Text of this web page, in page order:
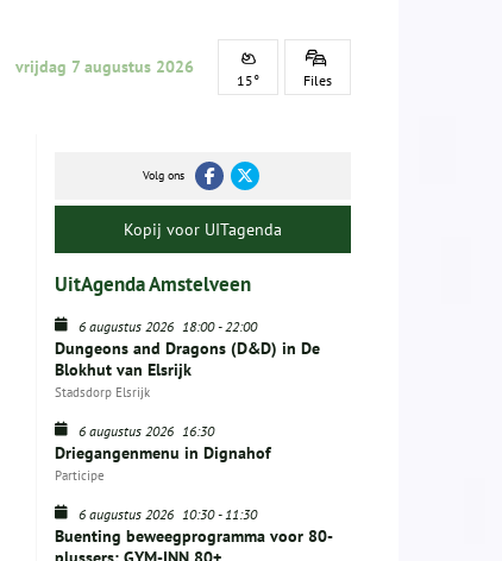
vrijdag 7 augustus 2026
15° Files
Volg ons
Kopij voor UITagenda
UitAgenda Amstelveen
6 augustus 2026 18:00-22:00
Dungeons and Dragons (D&D) in De
Blokhut van Elsrijk
Stadsdorp Elsrijk
6 augustus 2026 16:30
Driegangenmenu in Dignahof
Participe
6 augustus 2026 10:30-11:30
Buenting beweegprogramma voor 80-